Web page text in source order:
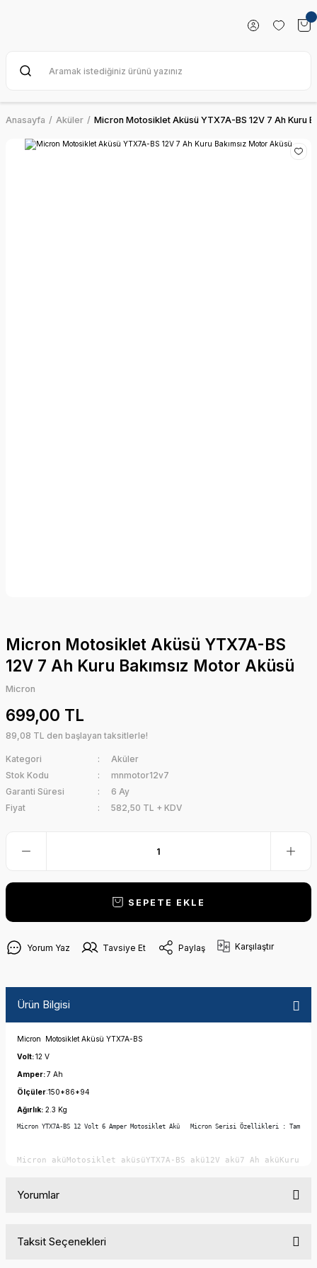
Anasayfa Aküler Micron Motosiklet Aküsü YTX7A-BS 12V 7 Ah Kuru
Micron Motosiklet Aküsü YTX7A-BS
12V 7 Ah Kuru Bakımsız Motor Aküsü
Micron
699,00 TL
89,08 TL den başlayan taksitlerle!
Kategori
Aküler
Stok Kodu
mnmotor12v7
Garanti Süresi
6 Ay
Fiyat
582,50 TL + KDV
SEPETE EKLE
Yorum Yaz Tavsiye Et Paylaş Karşılaştır
Ürün Bilgisi
Micron Motosiklet Aküsü YTX7A-BS
Volt:12 V
Amper:7 Ah
Ölçüler:150*86*94
Ağırlık: 2.3 Kg
Micron YTX7A-BS 12 Volt 6 Amper Motosiklet Akü   Micron Serisi Özellikleri : Tam
Micron aküMotosiklet aküsüYTX7A-BS akü12V akü7 Ah
Yorumlar
Taksit Seçenekleri